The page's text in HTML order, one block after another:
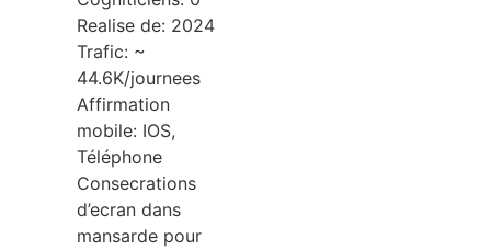
Realise de: 2024
Trafic: ~
44.6K/journees
Affirmation
mobile: IOS,
Téléphone
Consecrations
d’ecran dans
mansarde pour